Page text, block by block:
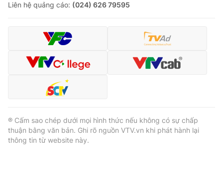
Liên hệ quảng cáo: (024) 626 79595
® Cấm sao chép dưới mọi hình thức nếu không có sự chấp
thuận bằng văn bản. Ghi rõ nguồn VTV.vn khi phát hành lại
thông tin từ website này.